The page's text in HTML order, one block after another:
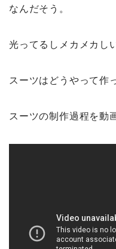
なんだそう。
光ってるしメカメカし
スーツはどうやって作
スーツの制作過程を動